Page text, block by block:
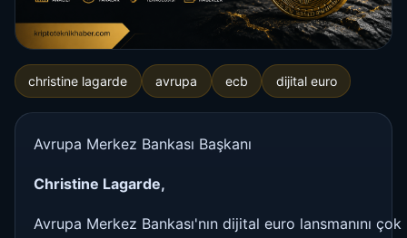
christine lagarde avrupa ecb dijital euro
Avrupa Merkez Bankası Başkanı
Christine Lagarde,
Avrupa Merkez Bankası'nın dijital euro lansmanını çok